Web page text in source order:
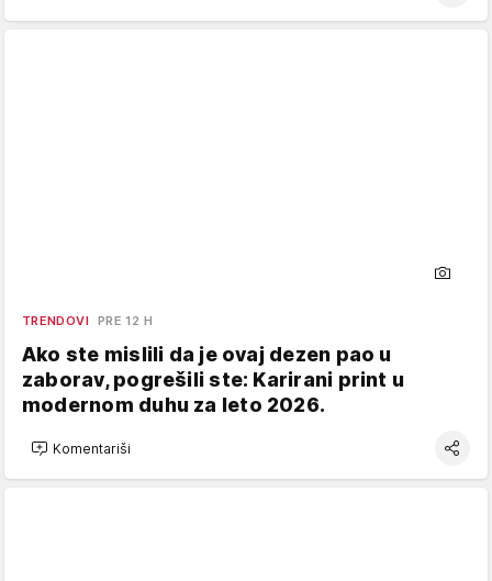
TRENDOVI PRE 12 H
Ako ste mislili da je ovaj dezen pao u
zaborav, pogrešili ste: Karirani print u
modernom duhu za leto 2026.
Komentariši